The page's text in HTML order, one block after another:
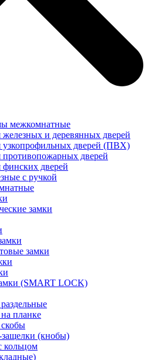
межкомнатные
железных и деревянных дверей
узкопрофильных дверей (ПВХ)
противопожарных дверей
финских дверей
с ручкой
замки
замки
(SMART LOCK)
планке
(кнобы)
кольцом